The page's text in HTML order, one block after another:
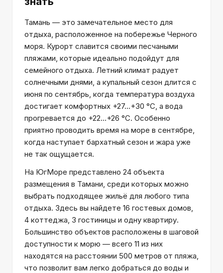
Тамань — это замечательное место для
отдыха, расположенное на побережье Черного
моря. Курорт славится своими песчаными
пляжами, которые идеально подойдут для
семейного отдыха. Летний климат радует
солнечными днями, а купальный сезон длится с
июня по сентябрь, когда температура воздуха
достигает комфортных +27…+30 °C, а вода
прогревается до +22…+26 °C. Особенно
приятно проводить время на море в сентябре,
когда наступает бархатный сезон и жара уже
не так ощущается.
На ЮгМоре представлено 24 объекта
размещения в Тамани, среди которых можно
выбрать подходящее жильё для любого типа
отдыха. Здесь вы найдете 16 гостевых домов,
4 коттеджа, 3 гостиницы и одну квартиру.
Большинство объектов расположены в шаговой
доступности к морю — всего 11 из них
находятся на расстоянии 500 метров от пляжа,
что позволит вам легко добраться до воды и